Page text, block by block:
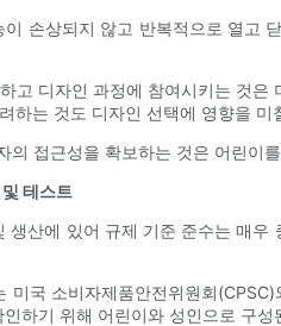
손상되지 않고 반복적으로 열고
고 디자인 과정에 참여시키는 것
하는 것도 디자인 선택에 영향을 미
의 접근성을 확보하는 것은 어린이
테스트
생산에 있어 규제 기준 준수는 매
미국 소비자제품안전위원회
하기 위해 어린이와 성인으로 구